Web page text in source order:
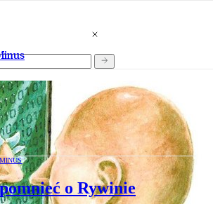
w sieci
o Rywinie